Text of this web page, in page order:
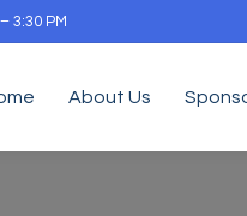
3:30 PM
About Us